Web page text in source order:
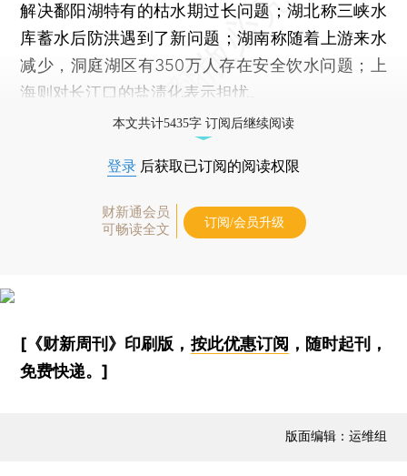
解决鄱阳湖特有的枯水期过长问题；湖北称三峡水
库蓄水后防洪遇到了新问题；湖南称随着上游来水
减少，洞庭湖区有350万人存在安全饮水问题；上
海则对长江口的盐渍化表示担忧。
本文共计5435字 订阅后继续阅读
登录 后获取已订阅的阅读权限
财新通会员
可畅读全文
订阅/会员升级
[《财新周刊》印刷版， 按此优惠订阅 ，随时起刊，
免费快递。]
版面编辑：运维组